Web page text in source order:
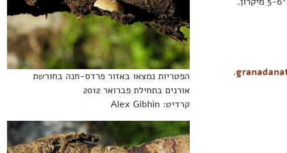
.
הפטריות נמצאו באזור פרדס-חנה בחורשת
אורנים בתחילת פברואר 2012
קרדיט: Alex Gibhin